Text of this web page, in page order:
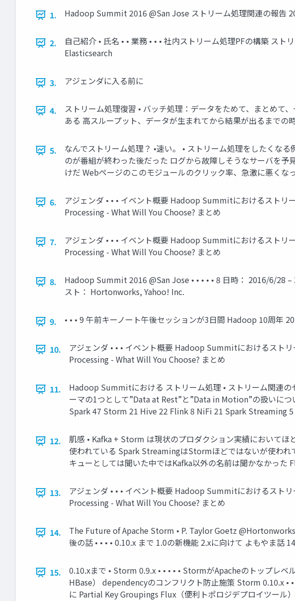
1.
Hadoop Summit 2016 @San Jose ストリーム処理関連の報告
2.
自己紹介 • 氏名 • • 業務 • • • 社内ストリーム処理PFの構築 ス
Elasticsearch
3. アジェンダに入る前に
4.
ストリーム処理復習 • バッチ処理：データをためて、まとめて
ある 高スループット、データが生まれてから結果が出るまで
5.
なんでストリーム処理？ •速い。 • ストリーム処理をしたくな
のが番組が終わった後だった ログから故障しそうなサーバを
けだ Webページのこのモジュールのクリック率、急激に悪くな
6.
アジェンダ • • • イベント概要 Hadoop Summitにおけるスト
Processing - What Will You Choose? まとめ
7.
アジェンダ • • • イベント概要 Hadoop Summitにおけるスト
Processing - What Will You Choose? まとめ
8.
Hadoop Summit 2016 @San Jose • • • • • 8 日時： 2016/6/
スト： Hortonworks, Yahoo! Inc.
9. • • • 9 午前キーノート午後セッションが3日間 Hadoop 10周年
10.
アジェンダ • • • イベント概要 Hadoop Summitにおけるス
Processing - What Will You Choose? まとめ
11.
Hadoop Summitにおける ストリーム処理 • ストリーム関連
ーマの1つとして”Data at Rest”と”Data in Motion”の扱いに
Spark 47 Storm 21 Hive 22 Flink 8 NiFi 21 Spark Streaming
12.
肌感 • Kafka + Storm は現状のプロダクション実績において
使われている Spark StreamingはStormほどではないが使われ
キューとしては聞いた中ではKafka以外の名前は聞かなかっ
13.
アジェンダ • • • イベント概要 Hadoop Summitにおけるス
Processing - What Will You Choose? まとめ
14.
The Future of Apache Storm • P. Taylor Goetz
後の話 • • • • 0.10.x まで 1.0の新機能 2.xに向けて よもやま話 14
15.
0.10.xまで • Storm 0.9.x • • • • • StormがApacheのトップレ
HBase） dependencyのコンフリクト防止施策 Storm 0.10.x •
に Partial Key Groupings Flux（便利トポロジデプロイツール